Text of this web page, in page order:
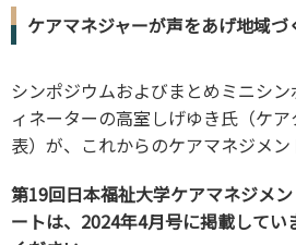
ケアマネジャーが声をあげ地域づ
シンポジウムおよびまとめミニシ
ィネーターの高室しげゆき氏（ケ
表）が、これからのケアマネジメン
第19回日本福祉大学ケアマネジメ
ートは、2024年4月号に掲載してい